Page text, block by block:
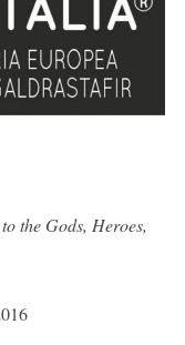
the Gods, Heroes,